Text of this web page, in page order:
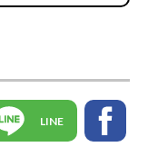
LINE